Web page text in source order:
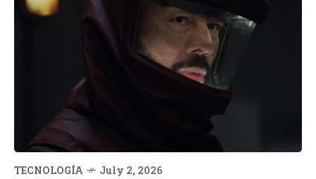
TECNOLOGÍA July 2, 2026